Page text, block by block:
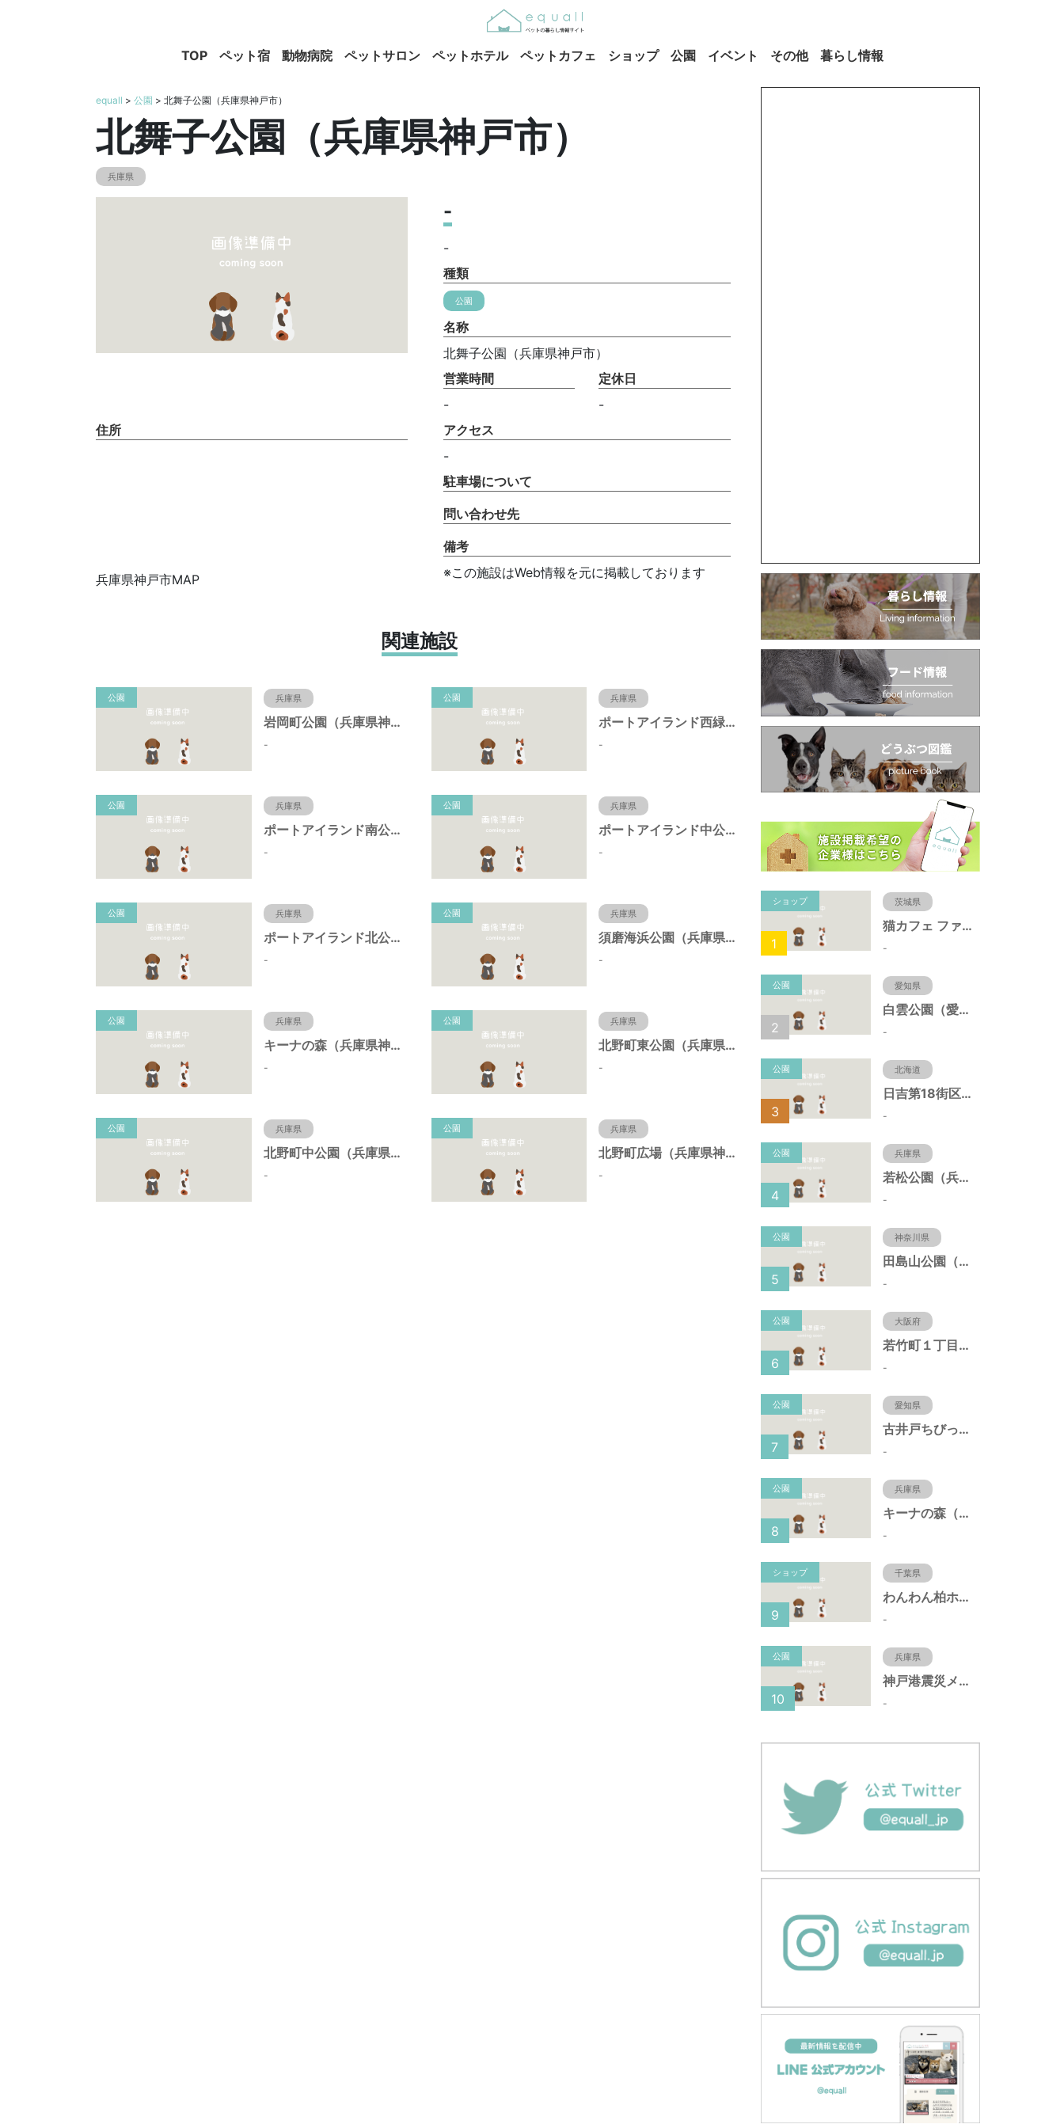
TOP ペット宿 動物病院 ペットサロン ペットホテル ペットカフェ ショップ 公園 イベント その他 暮らし情報
equall > 公園 > 北舞子公園（兵庫県神戸市）
北舞子公園（兵庫県神戸市）
兵庫県
-
-
種類
公園
名称
北舞子公園（兵庫県神戸市）
営業時間
-
定休日
-
住所
兵庫県神戸市MAP
アクセス
-
駐車場について
問い合わせ先
備考
※この施設はWeb情報を元に掲載しております
関連施設
公園 兵庫県
岩岡町公園（兵庫県神戸市）
-
公園 兵庫県
ポートアイランド西緑地（兵庫県神戸市）
-
公園 兵庫県
ポートアイランド南公園（兵庫県神戸市）
-
公園 兵庫県
ポートアイランド中公園（兵庫県神戸市）
-
公園 兵庫県
ポートアイランド北公園（兵庫県神戸市）
-
公園 兵庫県
須磨海浜公園（兵庫県神戸市）
-
公園 兵庫県
キーナの森（兵庫県神戸市）
-
公園 兵庫県
北野町東公園（兵庫県神戸市）
-
公園 兵庫県
北野町中公園（兵庫県神戸市）
-
公園 兵庫県
北野町広場（兵庫県神戸市）
-
ショップ 茨城県
猫カフェ ファミリーズ
-
1
公園 愛知県
白雲公園（愛知県名古屋市）
-
2
公園 北海道
日吉第18街区公園（北海道函館市）
-
3
公園 兵庫県
若松公園（兵庫県神戸市）
-
4
公園 神奈川県
田島山公園（神奈川県藤沢市）
-
5
公園 大阪府
若竹町１丁目第３公園（大阪府豊中市）
-
6
公園 愛知県
古井戸ちびっ子広場（愛知県大府市）
-
7
公園 兵庫県
キーナの森（兵庫県神戸市）
-
8
ショップ 千葉県
わんわん柏ホームビレッジ（老犬ホーム・老犬ホテル）
-
9
公園 兵庫県
神戸港震災メモリアルパーク（兵庫県神戸市）
-
10